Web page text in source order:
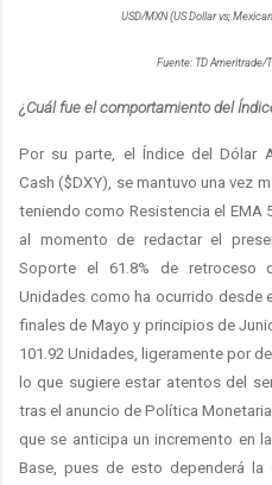
USD/MXN (US Dollar vs;
Fuente: TD
¿Cuál fue el comportamiento del
Por su parte, el Índice del Dólar
Cash ($DXY), se mantuvo una vez
teniendo como Resistencia el EMA
al momento de redactar el
Soporte el 61.8% de retroceso
Unidades como ha ocurrido desde
finales de Mayo y principios de
101.92 Unidades, ligeramente por
lo que sugiere estar atentos del
tras el anuncio de Política
que se anticipa un incremento en
Base, pues de esto dependerá